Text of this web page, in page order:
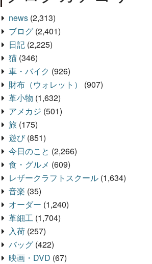
news (2,313)
ブログ (2,401)
日記 (2,225)
猫 (346)
車・バイク (926)
財布（ウォレット）
(907)
革小物 (1,632)
アメカジ (501)
旅 (175)
遊び(851)
今日のこと (2,266)
食・グルメ (609)
レザークラフトスクール (1,634)
音楽 (35)
オーダー (1,240)
革細工 (1,704)
入荷 (257)
バッグ (422)
映画・DVD (67)